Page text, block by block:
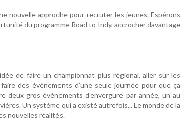
nouvelle approche pour recruter les jeunes. Espérons
du programme Road to Indy, accrocher davantage
de faire un championnat plus régional, aller sur les
des événements d’une seule journée pour que ça
gros événements d’envergure par année, un au
Un système qui a existé autrefois... Le monde de la
nouvelles réalités.